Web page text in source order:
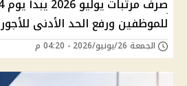
للموظفين ورفع الحد الأدنى للأجور
الجمعة 26/يونيو/2026 - 04:20 م